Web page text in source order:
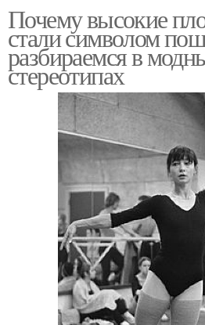
Почему высокие
стали символом
разбираемся в
стереотипах